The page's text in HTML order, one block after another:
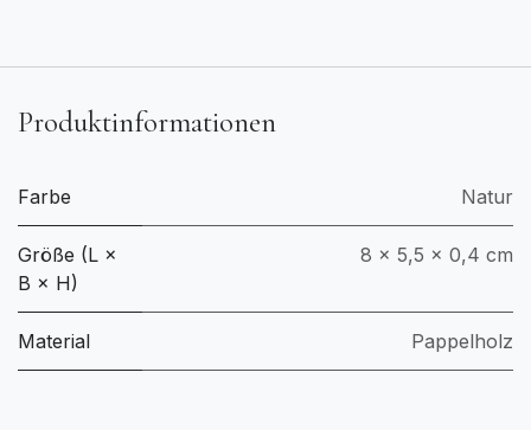
Produktinformationen
Farbe Natur
Größe (L ×
B × H)
8 × 5,5 × 0,4 cm
Material Pappelholz